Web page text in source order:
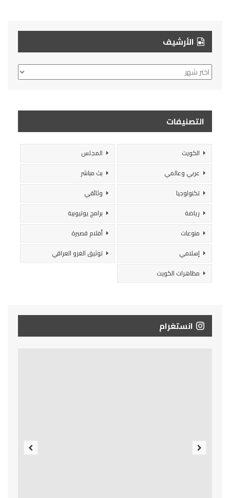
الأرشيف
الأرشيف
التصنيفات
الكويت
المجلس
عربي وعالمي
بث مباشر
تكنولوجيا
وثائقي
رياضة
برامج يوتيوبية
منوعات
أفلام قصيرة
إسلامي
توثيق الغزو العراقي
مظاهرات الكويت
انستغرام